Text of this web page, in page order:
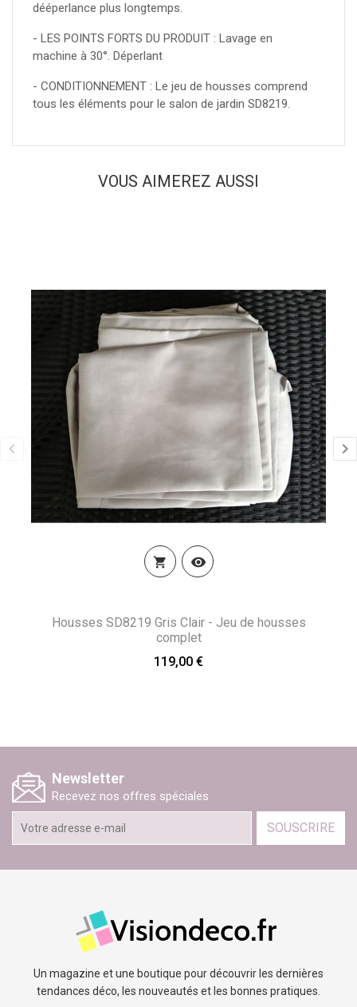
dééperlance plus longtemps.
- LES POINTS FORTS DU PRODUIT : Lavage en
machine à 30°. Déperlant
- CONDITIONNEMENT : Le jeu de housses comprend
tous les éléments pour le salon de jardin SD8219.
VOUS AIMEREZ AUSSI
 
Housses SD8219 Gris Clair - Jeu de housses
complet
119,00 €
Newsletter
Recevez nos offres spéciales
SOUSCRIRE
Un magazine et une boutique pour découvrir les dernières
tendances déco, les nouveautés et les bonnes pratiques.